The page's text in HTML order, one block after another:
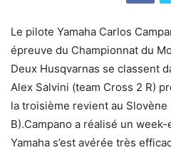
Le pilote Yamaha Carlos
épreuve du Championnat du
Deux Husqvarnas se classent
Alex Salvini (team Cross 2 R)
la troisième revient au
B).Campano a réalisé un
Yamaha s’est avérée très